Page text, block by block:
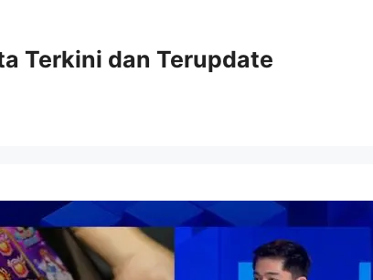
Terkini dan Terupdate